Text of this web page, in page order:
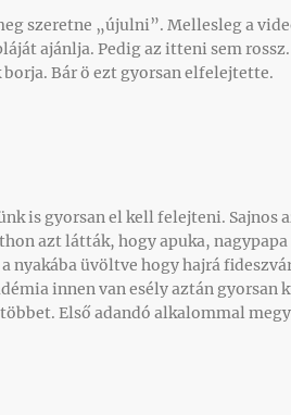
szeretne „újulni”. Mellesleg a
ajánlja. Pedig az itteni sem rossz.
Bár ö ezt gyorsan elfelejtette.
is gyorsan el kell felejteni. Sajnos
azt látták, hogy apuka,
nyakába üvöltve hogy hajrá
innen van esély aztán
Első adandó alkalommal